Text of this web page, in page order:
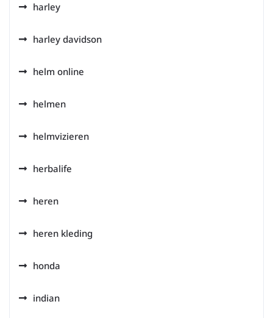
harley
harley davidson
helm online
helmen
helmvizieren
herbalife
heren
heren kleding
honda
indian